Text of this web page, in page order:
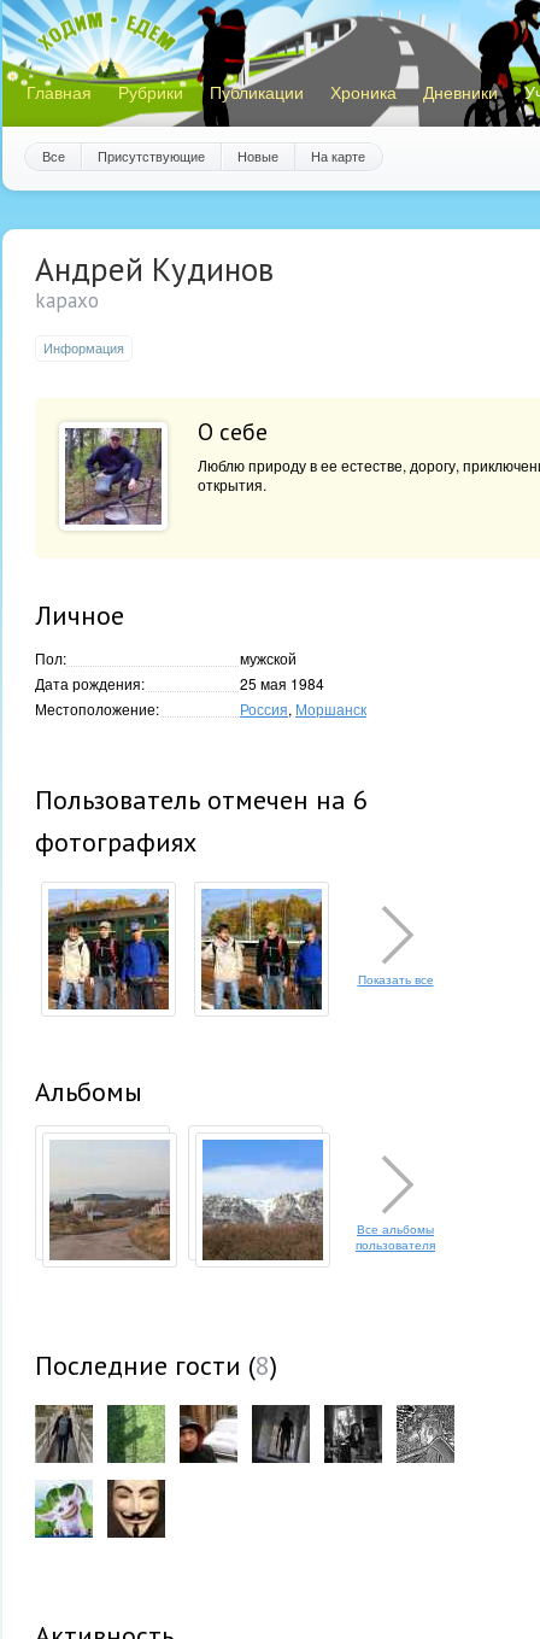
Главная Рубрики Публикации Хроника Дневники
Все Присутствующие Новые На карте
Андрей Кудинов
kapaxo
Информация
О себе
Люблю природу в ее естестве, дорогу,
открытия.
Личное
Пол:
мужской
Дата рождения:
25 мая 1984
Местоположение:
Россия, Моршанск
Пользователь отмечен на 6
фотографиях
Показать все
Альбомы
Все альбомы
пользователя
Последние гости (8)